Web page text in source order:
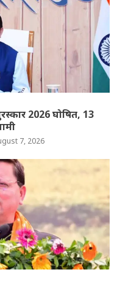
2026 घोषित, 13
7, 2026